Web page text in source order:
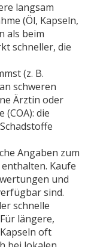
langsam
(Öl, Kapseln,
als beim
schneller, die
(z. B.
schweren
Ärztin oder
die
Angaben zum
Kaufe
und
sind.
schnelle
längere,
oft